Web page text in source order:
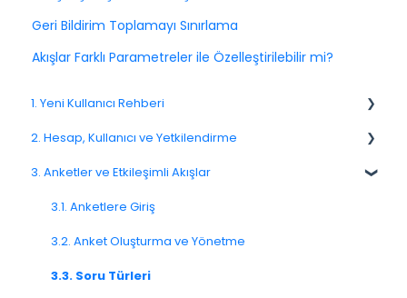
Geri Bildirim Toplamayı Sınırlama
Akışlar Farklı Parametreler ile Özelleştirilebilir mi?
1. Yeni Kullanıcı Rehberi
1.1. Platforma Genel Bakış
1.3. Navigasyon ve Çalışma Alanı
2. Hesap, Kullanıcı ve Yetkilendirme
2.1 Hesap Ayarları
2.2. Kullanıcı Yönetimi
2.3. Roller ve İzinler
2.4. Ekipler, Birimler ve Organizasyon Yapısı
3. Anketler ve Etkileşimli Akışlar
3.1. Anketlere Giriş
3.2. Anket Oluşturma ve Yönetme
3.3. Soru Türleri